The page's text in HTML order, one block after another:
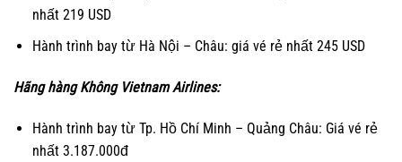
nhất 219 USD
Hành trình bay từ Hà Nội – Châu: giá vé rẻ nhất 245 USD
Hãng hàng Không Vietnam Airlines:
Hành trình bay từ Tp. Hồ Chí Minh – Quảng Châu: Giá vé rẻ
nhất 3.187.000đ